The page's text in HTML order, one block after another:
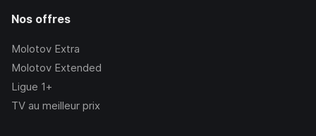
Nos offres
Molotov Extra
Molotov Extended
Ligue 1+
TV au meilleur prix